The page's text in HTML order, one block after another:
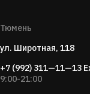
Тюмень
ул. Широтная, 118
+7 (992) 311—11—13
9:00-21:00